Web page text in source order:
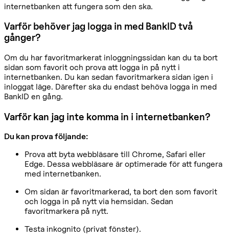
internetbanken att fungera som den ska.
Varför behöver jag logga in med BankID två
gånger?
Om du har favoritmarkerat inloggningssidan kan du ta bort
sidan som favorit och prova att logga in på nytt i
internetbanken. Du kan sedan favoritmarkera sidan igen i
inloggat läge. Därefter ska du endast behöva logga in med
BankID en gång.
Varför kan jag inte komma in i internetbanken?
Du kan prova följande:
Prova att byta webbläsare till Chrome, Safari eller
Edge. Dessa webbläsare är optimerade för att fungera
med internetbanken.
Om sidan är favoritmarkerad, ta bort den som favorit
och logga in på nytt via hemsidan. Sedan
favoritmarkera på nytt.
Testa inkognito (privat fönster).